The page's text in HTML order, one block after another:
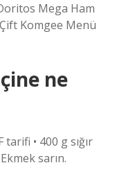
Mega Ham
Komgee Menü
ne
• 400 g sığır
sarın.